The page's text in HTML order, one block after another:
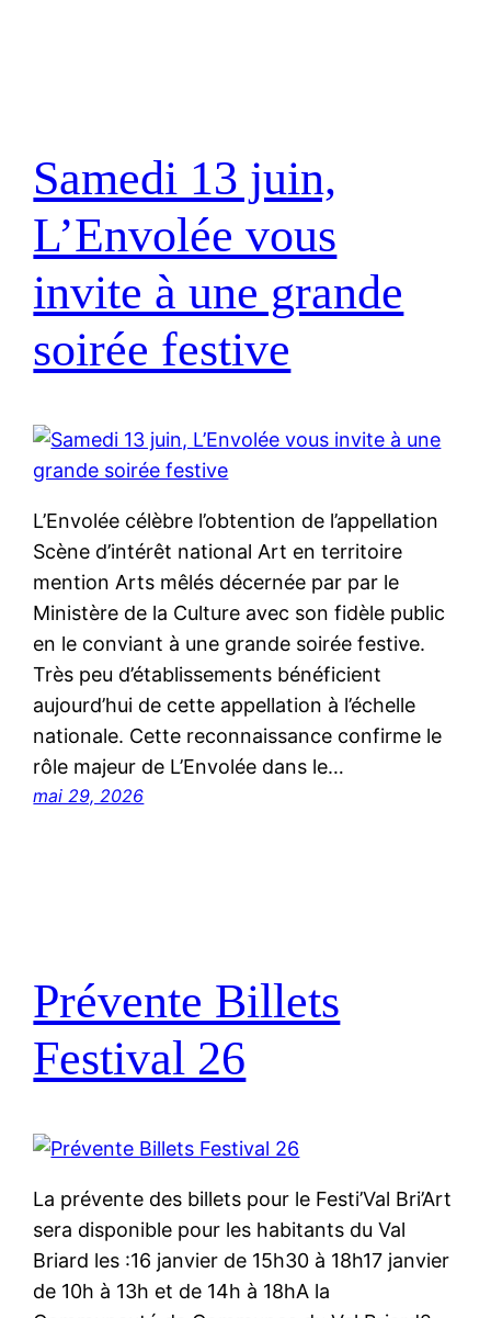
Samedi 13 juin,
L’Envolée vous
invite à une grande
soirée festive
L’Envolée célèbre l’obtention de l’appellation
Scène d’intérêt national Art en territoire
mention Arts mêlés décernée par par le
Ministère de la Culture avec son fidèle public
en le conviant à une grande soirée festive.
Très peu d’établissements bénéficient
aujourd’hui de cette appellation à l’échelle
nationale. Cette reconnaissance confirme le
rôle majeur de L’Envolée dans le…
mai 29, 2026
Prévente Billets
Festival 26
La prévente des billets pour le Festi’Val Bri’Art
sera disponible pour les habitants du Val
Briard les :16 janvier de 15h30 à 18h17 janvier
de 10h à 13h et de 14h à 18hA la